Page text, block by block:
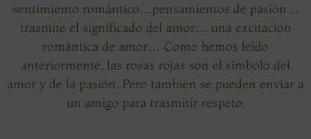
sentimiento romántico…pensamientos de pasión…
trasmite el significado del amor… una excitación
romántica de amor… Como hemos leído
anteriormente, las rosas rojas son el símbolo del
amor y de la pasión. Pero también se pueden enviar a
un amigo para trasmitir respeto.